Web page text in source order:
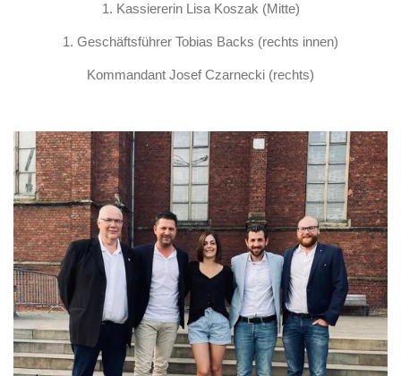
1. Kassiererin Lisa Koszak (Mitte)
1. Geschäftsführer Tobias Backs (rechts innen)
Kommandant Josef Czarnecki (rechts)